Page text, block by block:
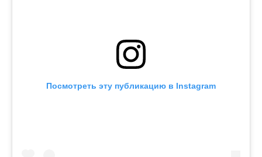
Посмотреть эту публикацию в Instagram